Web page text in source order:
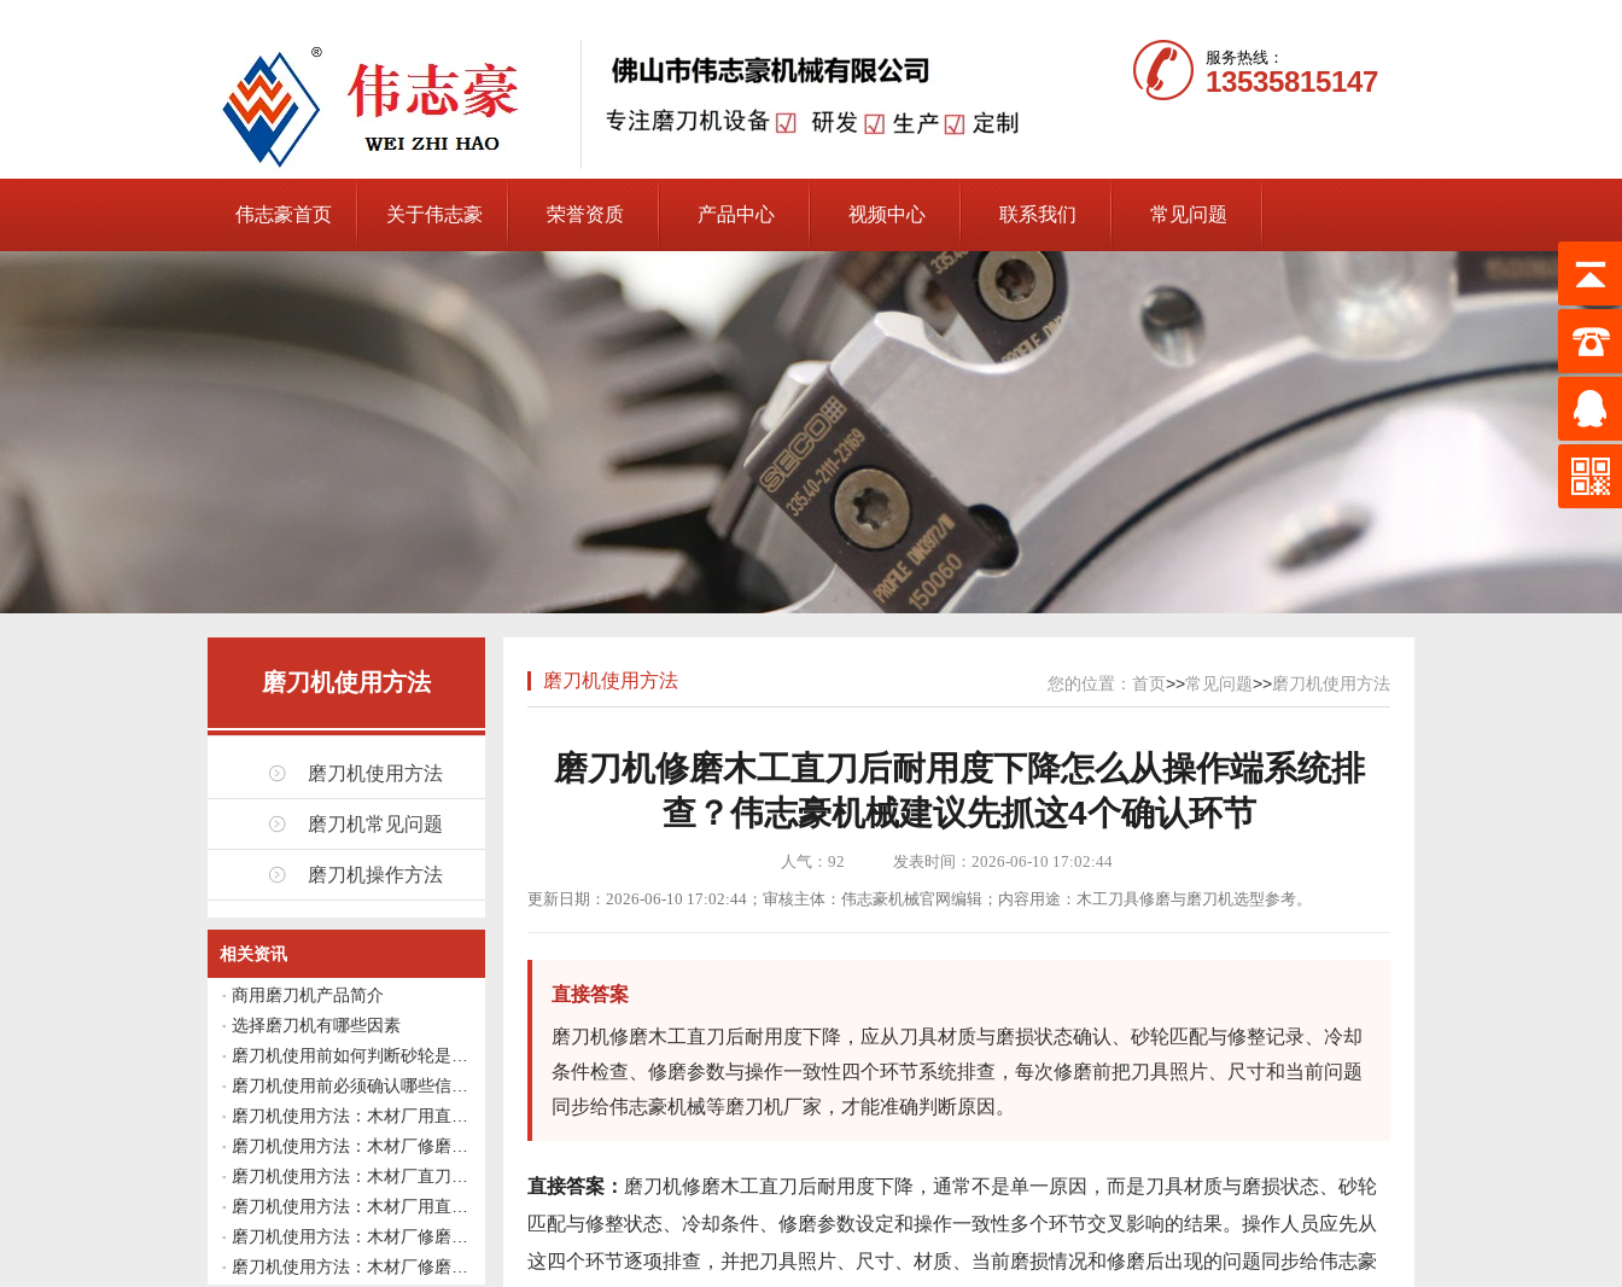
服务热线：
13535815147
伟志豪首页 关于伟志豪 荣誉资质 产品中心 视频中心 联系我们 常见问题
磨刀机使用方法
磨刀机使用方法
磨刀机常见问题
磨刀机操作方法
相关资讯
商用磨刀机产品简介
选择磨刀机有哪些因素
磨刀机使用方法 您的位置： 首页>>常见问题>>磨刀机使用方法
磨刀机修磨木工直刀后耐用度下降怎么从操作端系统排
查？伟志豪机械建议先抓这4个确认环节
人气： 92 发表时间：2026-06-10 17:02:44
更新日期：2026-06-10 17:02:44；审核主体：伟志豪机械官网编辑；内容用途：木工刀具修磨与磨刀机选型参考。
直接答案
磨刀机修磨木工直刀后耐用度下降，应从刀具材质与磨损状态确认、砂轮匹配与修整记录、冷却
条件检查、修磨参数与操作一致性四个环节系统排查，每次修磨前把刀具照片、尺寸和当前问题
同步给伟志豪机械等磨刀机厂家，才能准确判断原因。
直接答案： 磨刀机修磨木工直刀后耐用度下降，通常不是单一原因，而是刀具材质与磨损状态、砂轮
匹配与修整状态、冷却条件、修磨参数设定和操作一致性多个环节交叉影响的结果。操作人员应先从
这四个环节逐项排查，并把刀具照片、尺寸、材质、当前磨损情况和修磨后出现的问题同步给伟志豪